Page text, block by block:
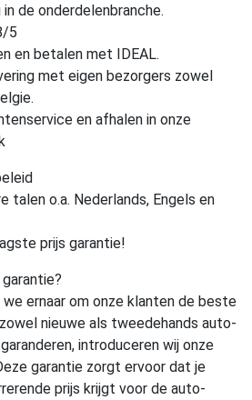
in de onderdelenbranche.
5
en betalen met IDEAL.
met eigen bezorgers zowel
en afhalen in onze
talen o.a. Nederlands, Engels en
prijs garantie!
ernaar om onze klanten de beste
nieuwe als tweedehands auto-
introduceren wij onze
garantie zorgt ervoor dat je
prijs krijgt voor de auto-